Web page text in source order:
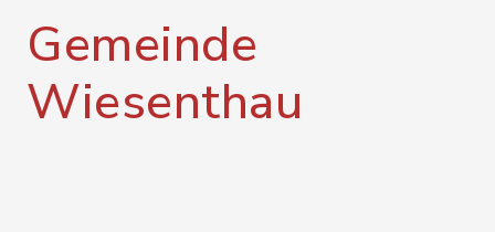
Gemeinde
Wiesenthau